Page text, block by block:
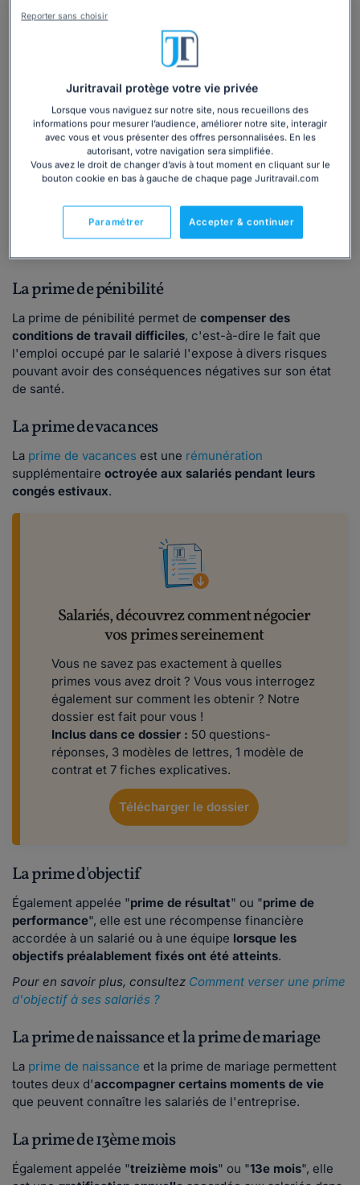
Également appelée "panier-repas", elle est une
versée à certains salariés au titre des repas pris durant
, sous certaines conditions.
Ainsi, cette prime est versée uniquement en raison de
conditions de travail particulières.
La prime de salissure
La prime de salissuredédommage les salariés des
dépenses d'entretien qu'ils engagent afin de nettoyer
Un ouvrier du BTP peut recevoir cette prime pour
La prime de pénibilité
La prime de pénibilité permet de compenser des
conditions de travail difficiles, c'est-à-dire le fait que
l'emploi occupé par le salarié l'expose à divers risques
pouvant avoir des conséquences négatives sur son état
de santé.
La prime de vacances
La prime de vacances est une rémunération
supplémentaire octroyée aux salariés pendant leurs
congés estivaux.
Salariés, découvrez comment négocier
vos primes sereinement
Vous ne savez pas exactement à quelles
primes vous avez droit ? Vous vous interrogez
également sur comment les obtenir ? Notre
dossier est fait pour vous !
Inclus dans ce dossier : 50 questions-
réponses, 3 modèles de lettres, 1 modèle de
contrat et 7 fiches explicatives.
Télécharger le dossier
La prime d'objectif
Également appelée "prime de résultat" ou "prime de
performance", elle est une récompense financière
accordée à un salarié ou à une équipe lorsque les
objectifs préalablement fixés ont été atteints.
Pour en savoir plus, consultez Comment verser une prime
d'objectif à ses salariés ?
La prime de naissance et la prime de mariage
La prime de naissance et la prime de mariage permettent
toutes deux d'accompagner certains moments de vie
que peuvent connaître les salariés de l'entreprise.
La prime de 13ème mois
Également appelée "treizième mois" ou "13e mois", elle
Juritravail protège votre vie privée
Lorsque vous naviguez sur notre site, nous recueillons des
informations pour mesurer l’audience, améliorer notre site, interagir
avec vous et vous présenter des offres personnalisées. En les
autorisant, votre navigation sera simplifiée.
Vous avez le droit de changer d’avis à tout moment en cliquant sur le
bouton cookie en bas à gauche de chaque page Juritravail.com
Accepter & continuer
Paramétrer
Reporter sans choisir